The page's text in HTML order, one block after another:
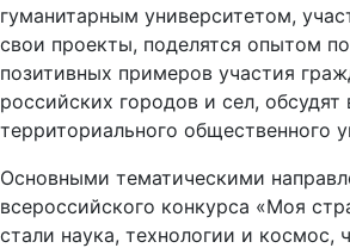
гуманитарным университетом,
свои проекты, поделятся опытом
позитивных примеров участия
российских городов и сел,
территориального общественного
Основными тематическими
всероссийского конкурса «Моя
стали наука, технологии и космос,